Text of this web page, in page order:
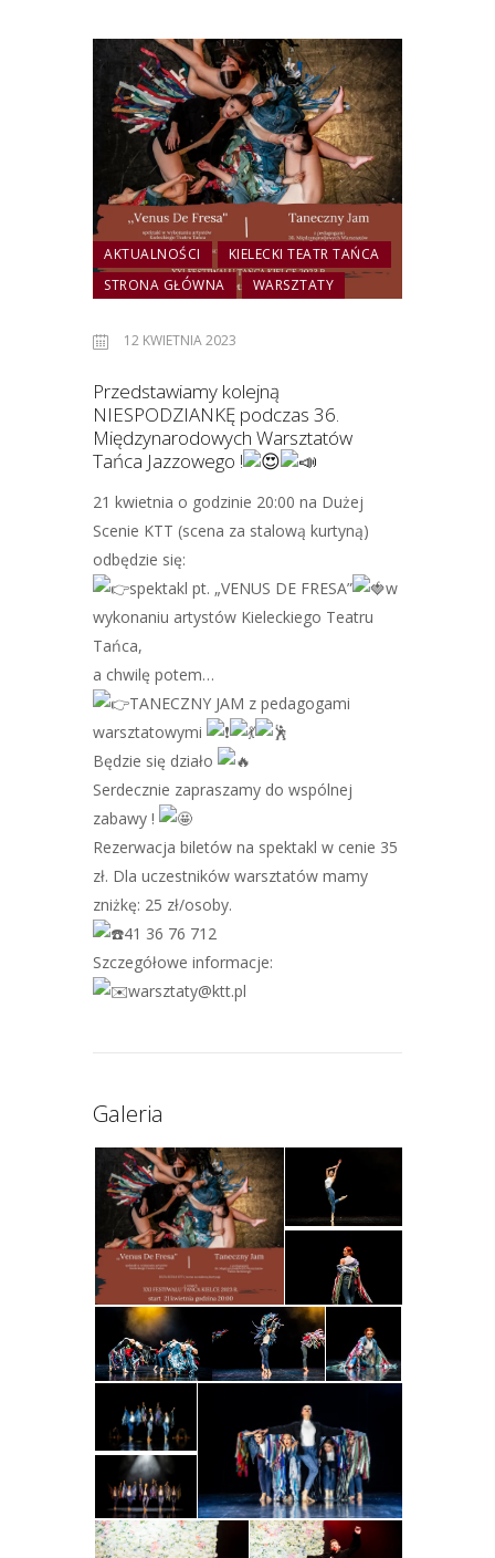
AKTUALNOŚCI
KIELECKI TEATR TAŃCA
STRONA GŁÓWNA
WARSZTATY
12 KWIETNIA 2023
Przedstawiamy kolejną
NIESPODZIANKĘ podczas 36.
Międzynarodowych Warsztatów
Tańca Jazzowego !
21 kwietnia o godzinie 20:00 na Dużej
Scenie KTT (scena za stalową kurtyną)
odbędzie się:
spektakl pt. „VENUS DE FRESA”
w
wykonaniu artystów Kieleckiego Teatru
Tańca,
a chwilę potem…
TANECZNY JAM z pedagogami
warsztatowymi
Będzie się działo
Serdecznie zapraszamy do wspólnej
zabawy !
Rezerwacja biletów na spektakl w cenie 35
zł. Dla uczestników warsztatów mamy
zniżkę: 25 zł/osoby.
41 36 76 712
Szczegółowe informacje:
warsztaty@ktt.pl
Galeria